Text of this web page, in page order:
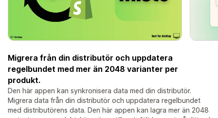
Migrera från din distributör och uppdatera
regelbundet med mer än 2048 varianter per
produkt.
Den här appen kan synkronisera data med din distributör.
Migrera data från din distributör och uppdatera regelbundet
med distributörens data. Den här appen kan lagra mer än 2048